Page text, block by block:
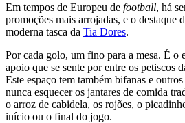
Em tempos de Europeu de football, há
promoções mais arrojadas, e o destaque
moderna tasca da Tia Dores.
Por cada golo, um fino para a mesa. É o
apoio que se sente por entre os petiscos
Este espaço tem também bifanas e
nunca esquecer os jantares de comida
o arroz de cabidela, os rojões, o
início ou o final do jogo.